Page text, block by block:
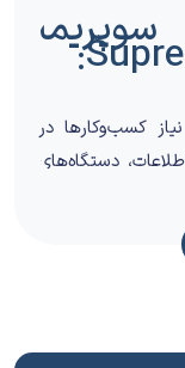
:
کسب‌وکارها در
دستگاه‌های
زیست‌سنجی در